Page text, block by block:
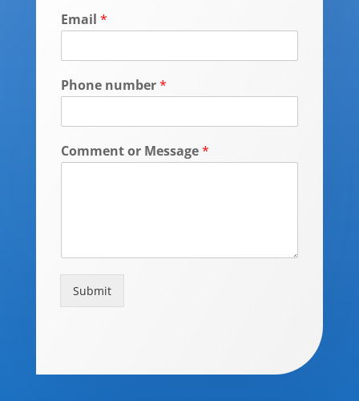
Email *
Phone number*
Comment or Message*
Submit